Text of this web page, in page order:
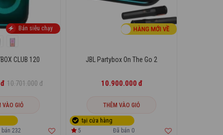
nhất
Bán siêu chạy
CLUB 120
10.701.000 đ
VÀO GIỎ
232
HÀNG MỚI VỀ
JBL Partybox On The Go 2
10.900.000 đ
THÊM VÀO GIỎ
5 Đã bán 0